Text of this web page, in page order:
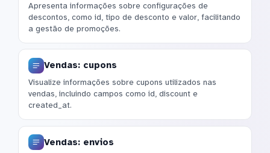
Apresenta informações sobre configurações de
descontos, como id, tipo de desconto e valor, facilitando
a gestão de promoções.
Vendas: cupons
Visualize informações sobre cupons utilizados nas
vendas, incluindo campos como id, discount e
created_at.
Vendas: envios